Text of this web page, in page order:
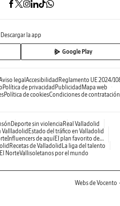
Descargar la app
Google Play
legalAccesibilidadReglamento UE 2024/
Política de privacidadPublicidadMapa web
Política de cookiesCondiciones de contratación
Deporte sin violenciaReal Valladolid
VallladolidEstado del tráfico en Valladolid
Influencers de aquíEl plan favorito de...
Recetas de ValladolidLa liga del talento
NorteVallisoletanos por el mundo
Webs de Vocento